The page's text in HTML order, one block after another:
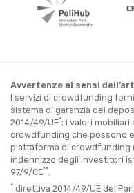
Avvertenze ai sensi
I servizi di crowdfunding
sistema di garanzia dei
2014/49/UE*; i valori
crowdfunding che possono
piattaforma di crowdfunding
indennizzo degli investitori
97/9/CE**
* direttiva 2014/49/UE del